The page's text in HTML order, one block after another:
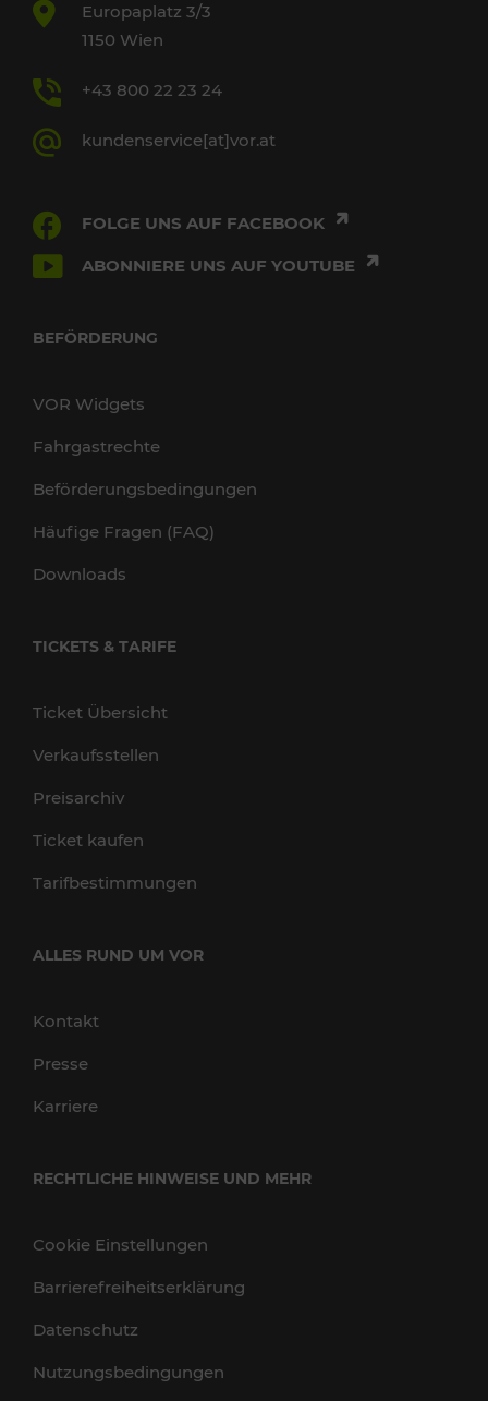
Europaplatz 3/3
1150 Wien
+43 800 22 23 24
kundenservice[at]vor.at
FOLGE UNS AUF FACEBOOK
ABONNIERE UNS AUF YOUTUBE
BEFÖRDERUNG
VOR Widgets
Fahrgastrechte
Beförderungsbedingungen
Häufige Fragen (FAQ)
Downloads
TICKETS & TARIFE
Ticket Übersicht
Verkaufsstellen
Preisarchiv
Ticket kaufen
Tarifbestimmungen
ALLES RUND UM VOR
Kontakt
Presse
Karriere
RECHTLICHE HINWEISE UND MEHR
Cookie Einstellungen
Barrierefreiheitserklärung
Datenschutz
Nutzungsbedingungen